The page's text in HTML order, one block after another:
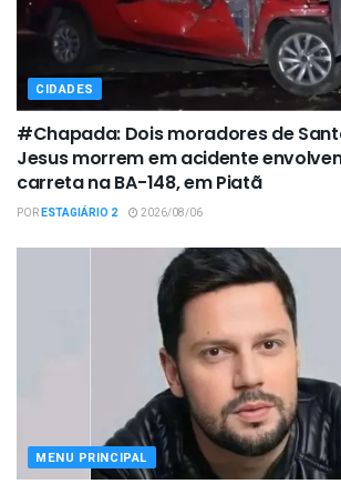
CIDADES
#Chapada: Dois moradores de
Jesus morrem em acidente
carreta na BA-148, em Piatã
PORESTAGIÁRIO 2 2026/08/06
MENU PRINCIPAL